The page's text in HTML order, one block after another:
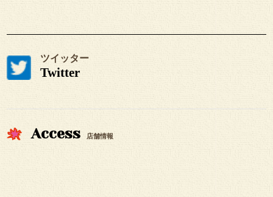
ツイッター
Twitter
Access 店舗情報